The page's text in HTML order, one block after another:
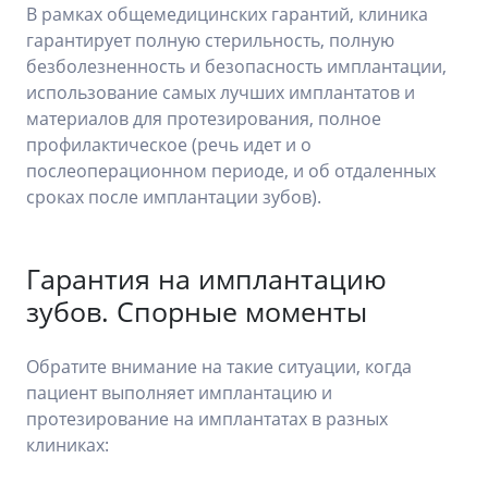
В рамках общемедицинских гарантий, клиника
гарантирует полную стерильность, полную
безболезненность и безопасность имплантации,
использование самых лучших имплантатов и
материалов для протезирования, полное
профилактическое (речь идет и о
послеоперационном периоде, и об отдаленных
сроках после имплантации зубов).
Гарантия на имплантацию
зубов. Спорные моменты
Обратите внимание на такие ситуации, когда
пациент выполняет имплантацию и
протезирование на имплантатах в разных
клиниках: